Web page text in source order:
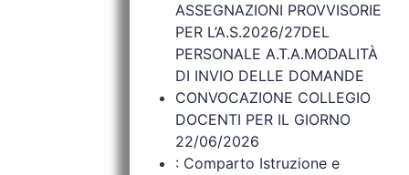
ASSEGNAZIONI PROVVISORIE
PER L’A.S.2026/27DEL
PERSONALE A.T.A.MODALITÀ
DI INVIO DELLE DOMANDE
CONVOCAZIONE COLLEGIO
DOCENTI PER IL GIORNO
22/06/2026
: Comparto Istruzione e